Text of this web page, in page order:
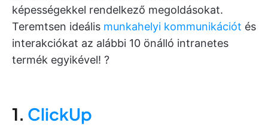
képességekkel rendelkező megoldásokat.
Teremtsen ideális munkahelyi kommunikációt és
interakciókat az alábbi 10 önálló intranetes
termék egyikével! ?️
1. ClickUp